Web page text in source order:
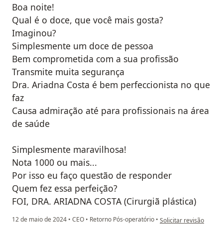
Boa noite!
Qual é o doce, que você mais gosta?
Imaginou?
Simplesmente um doce de pessoa
Bem comprometida com a sua profissão
Transmite muita segurança
Dra. Ariadna Costa é bem perfeccionista no que
faz
Causa admiração até para profissionais na área
de saúde
Simplesmente maravilhosa!
Nota 1000 ou mais...
Por isso eu faço questão de responder
Quem fez essa perfeição?
FOI, DRA. ARIADNA COSTA (Cirurgiã plástica)
12 de maio de 2024 • CEO • Retorno Pós-operatório • na opinião do
Solicitar revisão